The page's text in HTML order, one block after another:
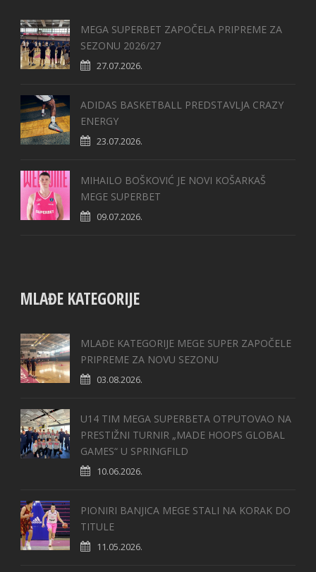
MEGA SUPERBET ZAPOČELA PRIPREME ZA
SEZONU 2026/27
27.07.2026.
ADIDAS BASKETBALL PREDSTAVLJA CRAZY
ENERGY
23.07.2026.
MIHAILO BOŠKOVIĆ JE NOVI KOŠARKAŠ
MEGE SUPERBET
09.07.2026.
MLAĐE KATEGORIJE
MLAĐE KATEGORIJE MEGE SUPER ZAPOČELE
PRIPREME ZA NOVU SEZONU
03.08.2026.
U14 TIM MEGA SUPERBETA OTPUTOVAO NA
PRESTIŽNI TURNIR „MADE HOOPS GLOBAL
GAMES“ U SPRINGFILD
10.06.2026.
PIONIRI BANJICA MEGE STALI NA KORAK DO
TITULE
11.05.2026.